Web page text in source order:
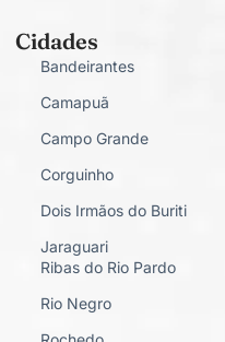
Cidades
Bandeirantes
Camapuã
Campo Grande
Corguinho
Dois Irmãos do Buriti
Jaraguari
Ribas do Rio Pardo
Rio Negro